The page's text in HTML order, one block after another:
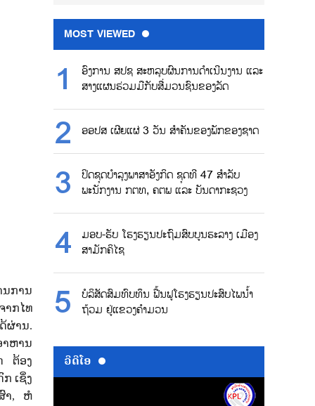
ການ
າກໄທ
ຜ່ານ.
າຫານ
ຕ້ອງ
ເຊິ່ງ
າ, ຫໍ
MOST VIEWED
ອົງການ ສປຊ ສະຫລຸບຜົນການດຳເນີນງານ ແລະ
ສາງແຜນຮ່ວມມືກັບສື່ມວນຊົນຂອງລັດ
ອອປສ ເຜີຍແຜ່ 3 ວັນ ສຳຄັນຂອງພັກຂອງຊາດ
ປິດຊຸດບຳລຸງພາສາອັງກິດ ຊຸດທີ 47 ສຳລັບ
ພະນັກງານ ກຕທ, ຄຕພ ແລະ ບັນດາກະຊວງ
ມອບ-ຮັບ ໂຮງຮຽນປະຖົມສົບບູນຮະລາງ ເມືອງ
ສາມັກຄິໄຊ
ບໍລິສັດສົມທົບທຶນ ຟື້ນຟູໂຮງຮຽນປະສົບໄພນ້ຳ
ຖ້ວມ ຢູ່ແຂວງຄຳມວນ
ວີດີໂອ